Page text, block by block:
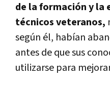
de la formación y la
técnicos veteranos,
según él, habían
antes de que sus
utilizarse para